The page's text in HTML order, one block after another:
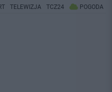
TELEWIZJA TCZ24 POGODA